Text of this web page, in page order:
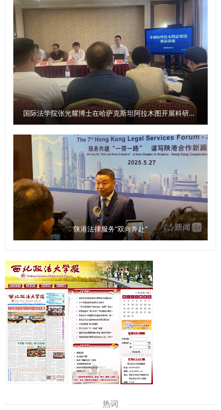
质效做好智库服务，统筹好校内各部门、各研究机构的科研力
量形成研究特色，同时，进一步整合涉外检察实务人才，围绕
涉外检察人才培养工作搭建平台。 刘志远与我校刑事法学院
院长冯卫国共同签署科研项目委托书 马朝琦宣布西北政法大
学涉外刑事法治与国别检察司法中心网站正式上线，由中心和
西北政法大学湾区研究院共同研发的“全球法律数据库”正式进
入试运行阶段。 学校发展规划与学科建设处、教务处、科研
处、国际交流与合作处、经济学院、刑事法学院、民商法学
院、经济法学院（知识产权学院）、国际法学院（国际仲裁学
院）、国家安全学院（反恐怖主义法学院）、公安学院（公共
安全法学院）、外国语学院、图书馆以及涉外刑事法治与国别
检察司法研究中心、中亚法律查明中心、涉外法治研究中心、
非洲研究院、北大法宝西安分公司等单位的主要负责人和学生
共计140余人参加会议。 （供稿：刑事法学院 撰稿：高晓伟
审核：孙学龙）
基因，发扬革命先辈们的光荣传统和优良作风，在有效宣传、
研究、践行延安精神等党的宝贵精神财富的基础上，立足我省
丰富的文化资源、鲜明的研究特色、深厚的学术积淀，坚定信
心、鼓足干劲、激发活力、释放潜能，更加专注于陕西高质量
发展和国家重大战略需求，继往开来、扎实工作、锐意进取，
不断谱写文化强省建设的华美篇章。 问：《条例》对新型智
库建设作出了相关规定，请问陕西省哲学社会科学研究中心将
如何贯彻《条例》，建强新型智库平台？ 袁祖社：陕西省哲
学社会科学研究中心由省教育厅、陕西师范大学共同建设，依
托陕西师范大学学科优势，汇聚全省哲学社会科学力量，开展
有组织的哲学社会科学研究。2025年，陕西省哲学社会科学
研究中心将贯彻落实《条例》，按照上级主管部门要求，紧紧
围绕地方经济社会发展，在课题发布、学术研究方面聚焦延安
精神、照金精神、西迁精神开展工作；将聚焦陕西社会科学有
生力量，组建社科大军，不断扩大陕西省哲学社会科学研究中
心的学术影响力，建设服务地方经济社会发展的高端新型智
库，为地方经济社会发展贡献力量。 问：《条例》规定，本
省加强哲学社会科学科研诚信工作，建立健全教育引导、监督
惩治职责明确、高效协同的科研诚信管理体系。您如何看待这
一规定？ 袁祖社：学术诚信是十分关键的问题，是学术研究
的根本。学者在进行学术研究过程中，必须增强学术自律。学
术诚信的问题目前不仅存在于大学，也存在于一些研究机构。
建立健全科研诚信管理制度是十分必要的。 同时，知识产权
问题也应该得到重视。《条例》的出台释放了信号，即哲学社
会科学研究成果的权益需要被重视。如果学者的知识产权无法
得到有效保护，必然会滋生造假现象。应该明确学术成果归
属、使用权限、收益分配等标准，加强对学术期刊、数据库平
意识。 问：《条例》出台将产生哪些积极影响？ 马朝琦：
国际法学院张光耀博士在哈萨克斯坦阿拉木图开展科研与社会服务活动
陕港法律服务“双向奔赴”
热词